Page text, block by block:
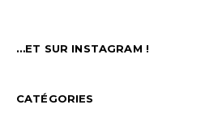
…ET SUR INSTAGRAM !
CATÉGORIES